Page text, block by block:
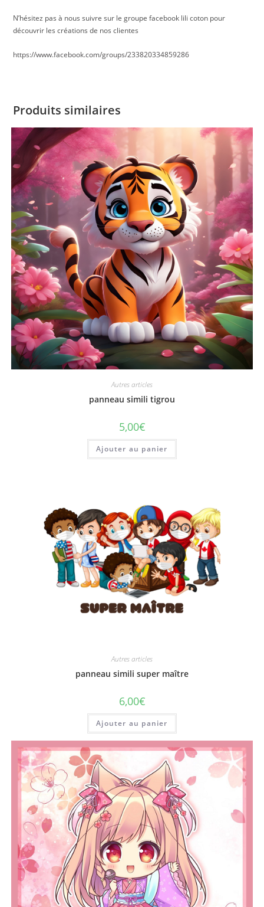
N’hésitez pas à nous suivre sur le groupe facebook lili coton pour
découvrir les créations de nos clientes
https://www.facebook.com/groups/233820334859286
Produits similaires
Autres articles
panneau simili tigrou
5,00€
Ajouter au panier
Autres articles
panneau simili super maître
6,00€
Ajouter au panier